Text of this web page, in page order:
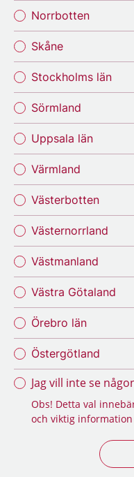
Norrbotten
Skåne
Stockholms län
Sörmland
Uppsala län
Värmland
Västerbotten
Västernorrland
Västmanland
Västra Götaland
Örebro län
Östergötland
Jag vill inte se
Obs! Detta val
och viktig